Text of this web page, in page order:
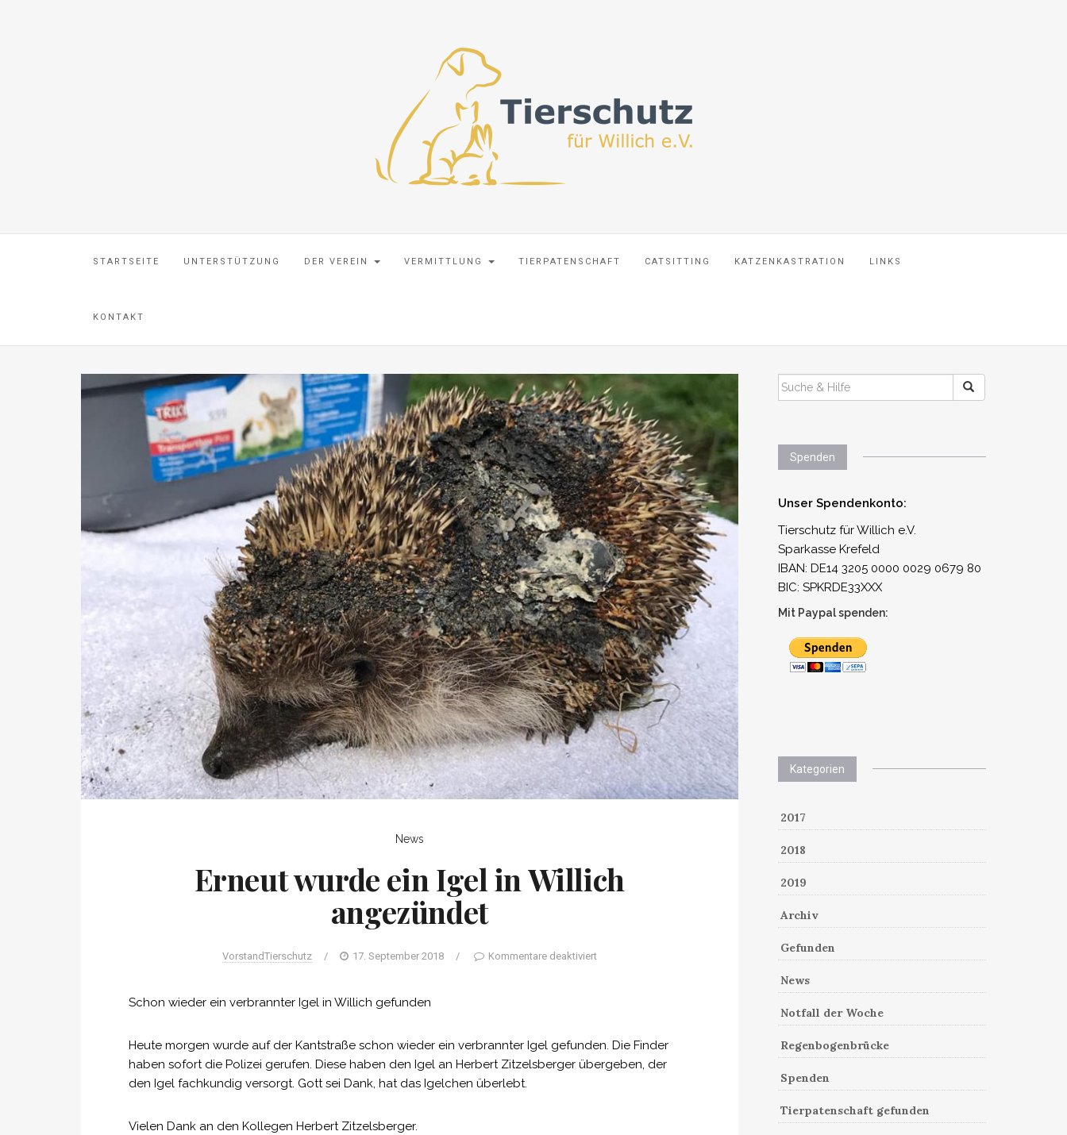
STARTSEITE UNTERSTÜTZUNG DER VEREIN VERMITTLUNG TIERPATENSCHAFT CATSITTING KATZENKASTRATION LINKS
KONTAKT
News
Erneut wurde ein Igel in Willich
angezündet
VorstandTierschutz / 17. September 2018 / Kommentare deaktiviert
Schon wieder ein verbrannter Igel in Willich gefunden
Heute morgen wurde auf der Kantstraße schon wieder ein verbrannter Igel gefunden. Die Finder
haben sofort die Polizei gerufen. Diese haben den Igel an Herbert Zitzelsberger übergeben, der
den Igel fachkundig versorgt. Gott sei Dank, hat das Igelchen überlebt.
Vielen Dank an den Kollegen Herbert Zitzelsberger.
SUCHEN
NACH:
Spenden
Unser Spendenkonto:
Tierschutz für Willich e.V.
Sparkasse Krefeld
IBAN: DE14 3205 0000 0029 0679 80
BIC: SPKRDE33XXX
Mit Paypal spenden:
Kategorien
2017
2018
2019
Archiv
Gefunden
News
Notfall der Woche
Regenbogenbrücke
Spenden
Tierpatenschaft gefunden